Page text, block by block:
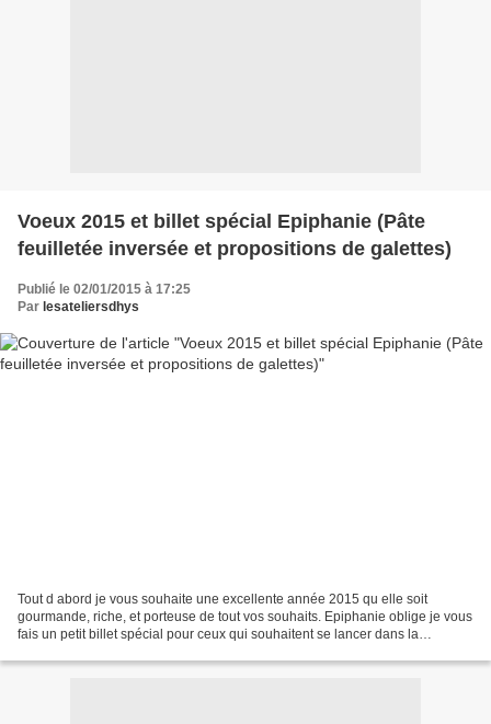
Voeux 2015 et billet spécial Epiphanie (Pâte
feuilletée inversée et propositions de galettes)
Publié le 02/01/2015 à 17:25
Par lesateliersdhys
Tout d abord je vous souhaite une excellente année 2015 qu elle soit
gourmande, riche, et porteuse de tout vos souhaits. Epiphanie oblige je vous
fais un petit billet spécial pour ceux qui souhaitent se lancer dans la